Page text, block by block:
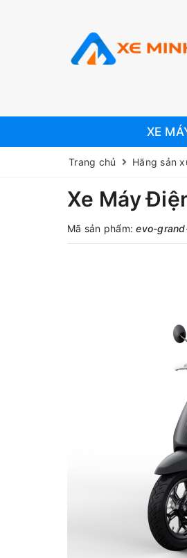
XE
Trang chủ Hãng sản
Xe Máy
Mã sản phẩm:evo-